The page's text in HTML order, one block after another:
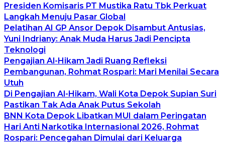
Presiden Komisaris PT Mustika Ratu Tbk Perkuat
Langkah Menuju Pasar Global
Pelatihan AI GP Ansor Depok Disambut Antusias,
Yuni Indriany: Anak Muda Harus Jadi Pencipta
Teknologi
Pengajian Al-Hikam Jadi Ruang Refleksi
Pembangunan, Rohmat Rospari: Mari Menilai Secara
Utuh
Di Pengajian Al-Hikam, Wali Kota Depok Supian Suri
Pastikan Tak Ada Anak Putus Sekolah
BNN Kota Depok Libatkan MUI dalam Peringatan
Hari Anti Narkotika Internasional 2026, Rohmat
Rospari: Pencegahan Dimulai dari Keluarga